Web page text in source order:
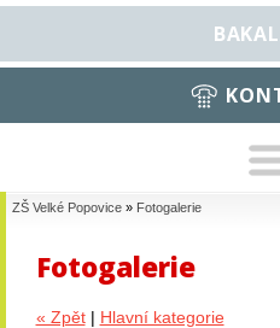
ZŠ Velké Popovice » Fotogalerie
Fotogalerie
« Zpět| Hlavní kategorie